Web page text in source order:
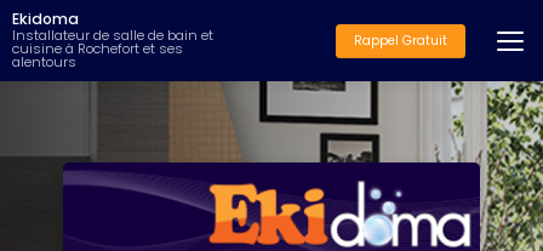
Aller
au
contenu
principal
Ekidoma
Installateur de salle de bain et
cuisine à Rochefort et ses
alentours
Rappel Gratuit